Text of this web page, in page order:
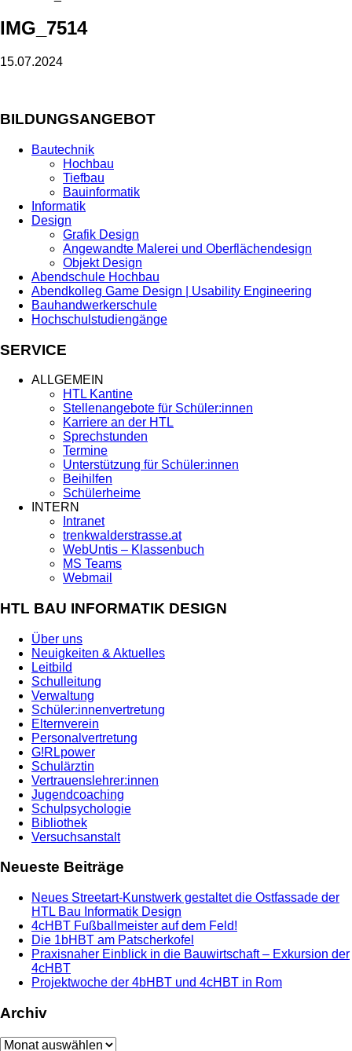
IMG_7514
15.07.2024
BILDUNGSANGEBOT
Bautechnik
Hochbau
Tiefbau
Bauinformatik
Informatik
Design
Grafik Design
Angewandte Malerei und Oberflächendesign
Objekt Design
Abendschule Hochbau
Abendkolleg Game Design | Usability Engineering
Bauhandwerkerschule
Hochschulstudiengänge
SERVICE
ALLGEMEIN
HTL Kantine
Stellenangebote für Schüler:innen
Karriere an der HTL
Sprechstunden
Termine
Unterstützung für Schüler:innen
Beihilfen
Schülerheime
INTERN
Intranet
trenkwalderstrasse.at
WebUntis – Klassenbuch
MS Teams
Webmail
HTL BAU INFORMATIK DESIGN
Über uns
Neuigkeiten & Aktuelles
Leitbild
Schulleitung
Verwaltung
Schüler:innenvertretung
Elternverein
Personalvertretung
G!RLpower
Schulärztin
Vertrauenslehrer:innen
Jugendcoaching
Schulpsychologie
Bibliothek
Versuchsanstalt
Neueste Beiträge
Neues Streetart-Kunstwerk gestaltet die Ostfassade der
HTL Bau Informatik Design
4cHBT Fußballmeister auf dem Feld!
Die 1bHBT am Patscherkofel
Praxisnaher Einblick in die Bauwirtschaft – Exkursion der
4cHBT
Projektwoche der 4bHBT und 4cHBT in Rom
Archiv
Archiv